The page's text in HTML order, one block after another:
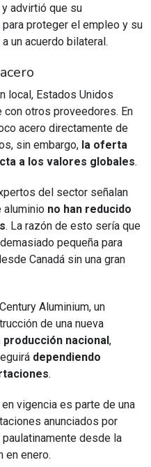
y advirtió que su
proteger el empleo y su
un acuerdo bilateral.
local, Estados Unidos
otros proveedores. En
acero directamente de
sin embargo, la oferta
a los valores globales.
del sector señalan
aluminio no han reducido
. La razón de esto sería que
pequeña para
Canadá sin una gran
Aluminium, un
de una nueva
producción nacional,
dependiendo
.
vigencia es parte de una
anunciados por
paulatinamente desde la
en enero.